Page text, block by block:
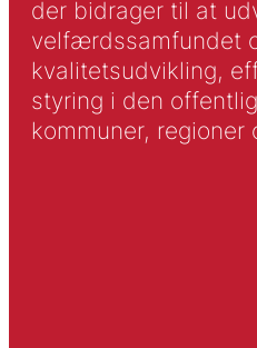
der bidrager til at
velfærdssamfundet
kvalitetsudvikling,
styring i den
kommuner, regioner